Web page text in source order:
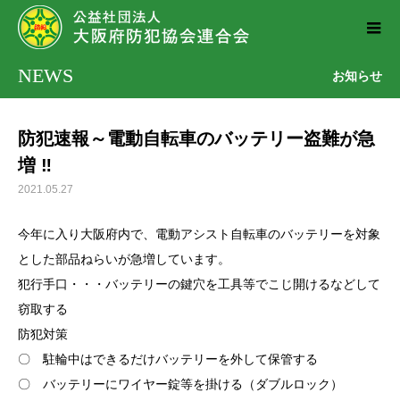
NEWS お知らせ
防犯速報～電動自転車のバッテリー盗難が急
増 ‼
2021.05.27
今年に入り大阪府内で、電動アシスト自転車のバッテリーを対象
とした部品ねらいが急増しています。
犯行手口・・・バッテリーの鍵穴を工具等でこじ開けるなどして
窃取する
防犯対策
〇 駐輪中はできるだけバッテリーを外して保管する
〇 バッテリーにワイヤー錠等を掛ける（ダブルロック）